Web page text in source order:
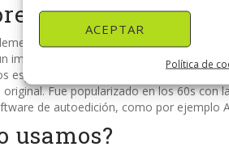
ACEPTAR
Política de
Ipsum?
el texto de relleno de las
impresor (N. del T. persona que se
especimen. No sólo sobrevivió 500
Fue popularizado en los 60s
de autoedición, como por ejemplo
usamos?